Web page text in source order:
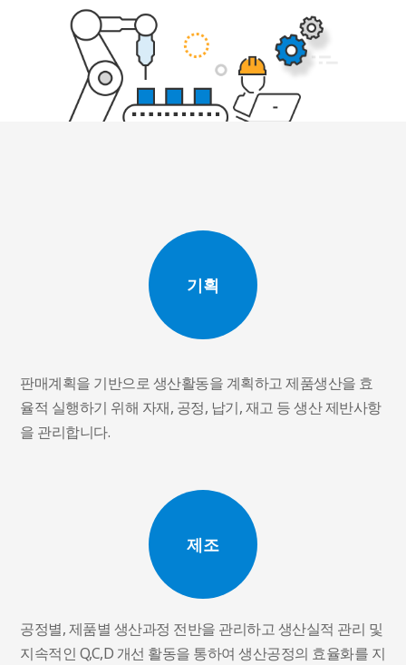
기획
판매계획을 기반으로 생산활동을 계획하고 제품생산을 효
율적 실행하기 위해 자재, 공정, 납기, 재고 등 생산 제반사항
을 관리합니다.
제조
공정별, 제품별 생산과정 전반을 관리하고 생산실적 관리 및
지속적인 Q,C,D 개선 활동을 통하여 생산공정의 효율화를 지